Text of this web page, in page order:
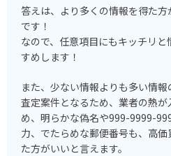
答えは、より多くの情報を得た
です！
なので、任意項目にもキッチリ
すめします！
また、少ない情報よりも多い情
査定案件となるため、業者の熱
め、明らかな偽名や999-9999-
力、でたらめな郵便番号も、高
た方がいいと言えます。